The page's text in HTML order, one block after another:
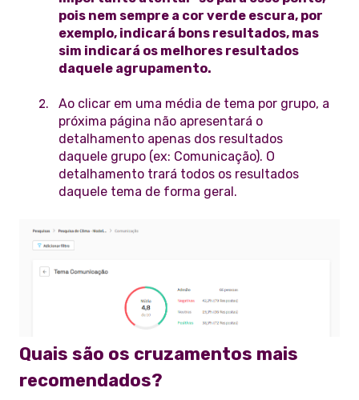
pois nem sempre a cor verde escura, por
exemplo, indicará bons resultados, mas
sim indicará os melhores resultados
daquele agrupamento.
Ao clicar em uma média de tema por grupo, a
próxima página não apresentará o
detalhamento apenas dos resultados
daquele grupo (ex: Comunicação). O
detalhamento trará todos os resultados
daquele tema de forma geral.
Quais são os cruzamentos mais
recomendados?